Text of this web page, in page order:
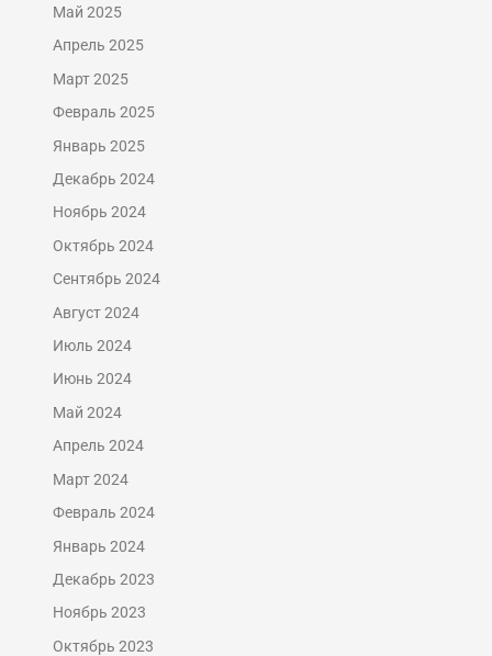
Май 2025
Апрель 2025
Март 2025
Февраль 2025
Январь 2025
Декабрь 2024
Ноябрь 2024
Октябрь 2024
Сентябрь 2024
Август 2024
Июль 2024
Июнь 2024
Май 2024
Апрель 2024
Март 2024
Февраль 2024
Январь 2024
Декабрь 2023
Ноябрь 2023
Октябрь 2023